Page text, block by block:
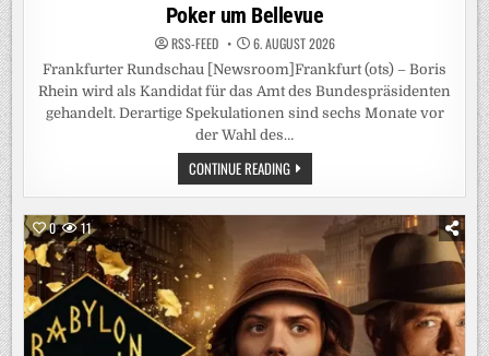
Poker um Bellevue
RSS-FEED 6. AUGUST 2026
Frankfurter Rundschau [Newsroom]Frankfurt (ots) – Boris
Rhein wird als Kandidat für das Amt des Bundespräsidenten
gehandelt. Derartige Spekulationen sind sechs Monate vor
der Wahl des…
CONTINUE READINGPOKER
UM
BELLEVUE
0 11